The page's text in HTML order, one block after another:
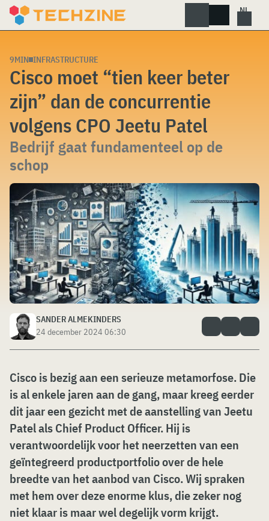
Skip
9MIN INFRASTRUCTURE
Cisco moet “tien keer beter
zijn” dan de concurrentie
volgens CPO Jeetu Patel
Bedrijf gaat fundamenteel op de
schop
SANDER ALMEKINDERS
24 december 2024 06:30
Cisco is bezig aan een serieuze metamorfose. Die
is al enkele jaren aan de gang, maar kreeg eerder
dit jaar een gezicht met de aanstelling van Jeetu
Patel als Chief Product Officer. Hij is
verantwoordelijk voor het neerzetten van een
geïntegreerd productportfolio over de hele
breedte van het aanbod van Cisco. Wij spraken
met hem over deze enorme klus, die zeker nog
niet klaar is maar wel degelijk vorm krijgt.